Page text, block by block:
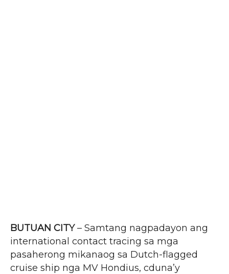
BUTUAN CITY– Samtang nagpadayon ang
international contact tracing sa mga
pasaherong mikanaog sa Dutch-flagged
cruise ship nga MV Hondius, cduna’y